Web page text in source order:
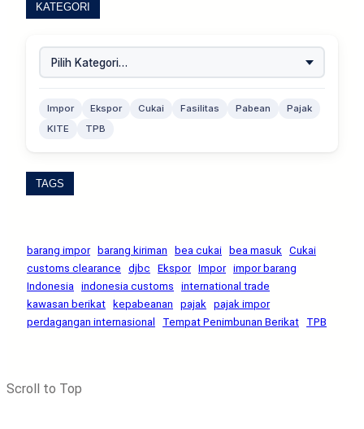
KATEGORI
Impor Ekspor Cukai Fasilitas Pabean
Pajak
KITE
TPB
TAGS
barang impor barang kiriman bea cukai bea masuk Cukai
customs clearance
djbc Ekspor Impor impor barang
Indonesia indonesia customs
international trade
kawasan berikat
kepabeanan pajak pajak impor
perdagangan internasional
Tempat Penimbunan Berikat TPB
Scroll to Top